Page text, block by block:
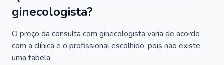
ginecologista?
O preço da consulta com ginecologista varia de acordo
com a clínica e o profissional escolhido, pois não existe
uma tabela.